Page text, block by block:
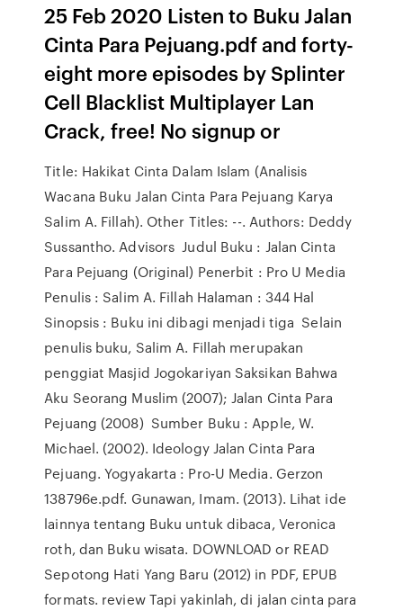
25 Feb 2020 Listen to Buku Jalan
Cinta Para Pejuang.pdf and forty-
eight more episodes by Splinter
Cell Blacklist Multiplayer Lan
Crack, free! No signup or
Title: Hakikat Cinta Dalam Islam (Analisis
Wacana Buku Jalan Cinta Para Pejuang Karya
Salim A. Fillah). Other Titles: --. Authors: Deddy
Sussantho. Advisors Judul Buku : Jalan Cinta
Para Pejuang (Original) Penerbit : Pro U Media
Penulis : Salim A. Fillah Halaman : 344 Hal
Sinopsis : Buku ini dibagi menjadi tiga Selain
penulis buku, Salim A. Fillah merupakan
penggiat Masjid Jogokariyan Saksikan Bahwa
Aku Seorang Muslim (2007); Jalan Cinta Para
Pejuang (2008) Sumber Buku : Apple, W.
Michael. (2002). Ideology Jalan Cinta Para
Pejuang. Yogyakarta : Pro-U Media. Gerzon
138796e.pdf. Gunawan, Imam. (2013). Lihat ide
lainnya tentang Buku untuk dibaca, Veronica
roth, dan Buku wisata. DOWNLOAD or READ
Sepotong Hati Yang Baru (2012) in PDF, EPUB
formats. review Tapi yakinlah, di jalan cinta para